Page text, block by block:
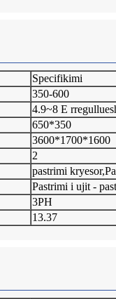
Specifikimi
350-600
4.9~8 E
650*350
3600*1700*1600
2
pastrimi
Pastrimi i ujit -
3PH
13.37